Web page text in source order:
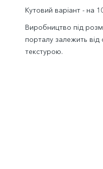
Кутовий варіант - на
Виробництво під
порталу залежить від
текстурою.